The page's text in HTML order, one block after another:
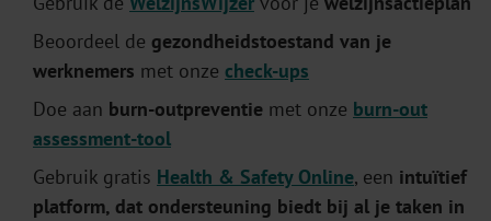
Beoordeel de gezondheidstoestand van je
werknemers met onze check-ups
Doe aan burn-outpreventie met onze burn-out
assessment-tool
Gebruik gratis Health & Safety Online, een intuïtief
platform, dat ondersteuning biedt bij al je taken in